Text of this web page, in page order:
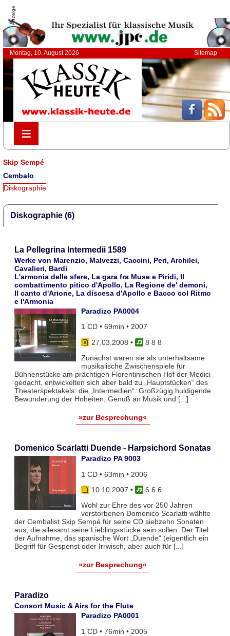
Anzeige
Montag, 10. August 2026 Sitemap
≡
≡
Skip Sempé
Cembalo
Diskographie
Diskographie (6)
La Pellegrina Intermedii 1589
Werke von Marenzio, Malvezzi, Caccini, Peri, Archilei,
Cavalieri, Bardi
L'armonia delle sfere, La gara fra Muse e Piridi, Il
combattimento pitico d'Apollo, La Regione de' demoni,
Il canto d'Arione, La discesa d'Apollo e Bacco col Ritmo
e l'Armonia
Paradizo PA0004
1 CD • 69min • 2007
27.03.2008 •
8 8 8
Zunächst waren sie als unterhaltsame
musikalische Zwischenspiele für
Bühnenstücke am prächtigen Florentinischen Hof der Medici
gedacht, entwickelten sich aber bald zu „Hauptstücken“ des
Theaterspektakels: die „Intermedien“. Großzügig huldigende
Bewunderung der Hoheiten, Genuß an Musik und [...]
»zur Besprechung«
Domenico Scarlatti Duende - Harpsichord Sonatas
Paradizo PA 9003
1 CD • 63min • 2006
10.10.2007 •
6 6 6
Wohl zur Ehre des vor 250 Jahren
verstorbenen Domenico Scarlatti wählte
der Cembalist Skip Sempé für seine CD siebzehn Sonaten
aus, die allesamt seine Lieblingsstücke sein sollen. Der Titel
der Aufnahme, das spanische Wort „Duende“ (eigentlich ein
Begriff für Gespenst oder Irrwisch, aber auch für [...]
»zur Besprechung«
Paradizo
Consort Music & Airs for the Flute
Paradizo PA0001
1 CD • 76min • 2005